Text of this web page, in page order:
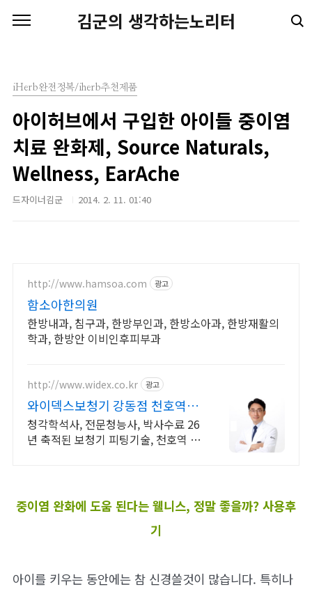
김군의 생각하는노리터
iHerb완전정복/iherb추천제품
아이허브에서 구입한 아이들 중이염
치료 완화제, Source Naturals,
Wellness, EarAche
드자이너김군 2014. 2. 11. 01:40
http://www.hamsoa.com 광고
함소아한의원
한방내과, 침구과, 한방부인과, 한방소아과, 한방재활의
학과, 한방안 이비인후피부과
http://www.widex.co.kr 광고
와이덱스보청기 강동점 천호역8
번 지하출구 바로연결
청각학석사, 전문청능사, 박사수료 26
년 축적된 보청기 피팅기술, 천호역 바
중이염 완화에 도움 된다는 웰니스, 정말 좋을까? 사용후
기
아이를 키우는 동안에는 참 신경쓸것이 많습니다. 특히나